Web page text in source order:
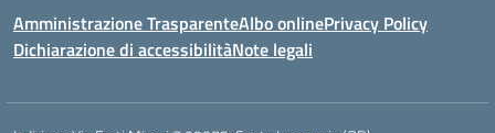
Amministrazione TrasparenteAlbo onlinePrivacy Policy
Dichiarazione di accessibilitàNote legali